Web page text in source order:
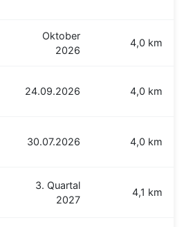
Oktober
2026
4,0 km
24.09.2026 4,0 km
30.07.2026 4,0 km
3. Quartal
2027
4,1 km